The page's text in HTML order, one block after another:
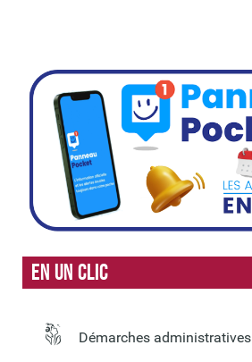
En un clic
Démarches administratives